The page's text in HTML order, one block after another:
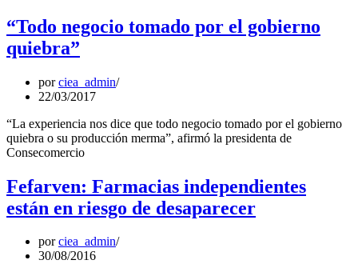
“Todo negocio tomado por el gobierno
quiebra”
porciea_admin
22/03/2017
“La experiencia nos dice que todo negocio tomado por el gobierno
quiebra o su producción merma”, afirmó la presidenta de
Consecomercio
Fefarven: Farmacias independientes
están en riesgo de desaparecer
porciea_admin
30/08/2016